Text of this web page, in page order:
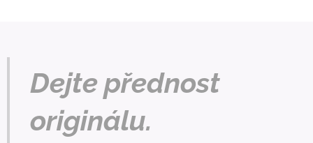
Dejte přednost
originálu.